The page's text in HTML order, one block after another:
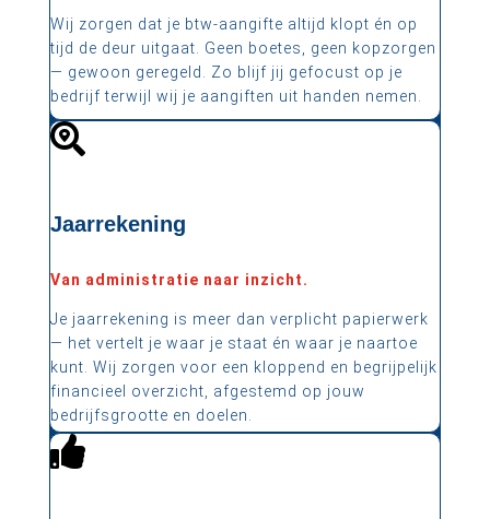
Wij zorgen dat je btw-aangifte altijd klopt én op
tijd de deur uitgaat. Geen boetes, geen kopzorgen
— gewoon geregeld. Zo blijf jij gefocust op je
bedrijf terwijl wij je aangiften uit handen nemen.

Jaarrekening
Van administratie naar inzicht.
Je jaarrekening is meer dan verplicht papierwerk
— het vertelt je waar je staat én waar je naartoe
kunt. Wij zorgen voor een kloppend en begrijpelijk
financieel overzicht, afgestemd op jouw
bedrijfsgrootte en doelen.
